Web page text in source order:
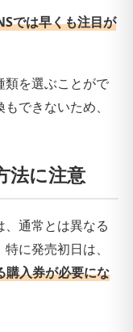
では早くも注目が
類を選ぶことがで
できないため、
法に注意
通常とは異なる
に発売初日は、
購入券が必要にな